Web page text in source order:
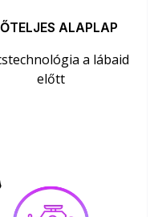
ALAPLAP
a lábaid
előtt